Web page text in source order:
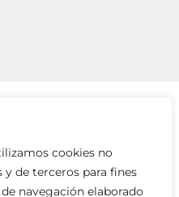
cookies no
y de terceros para fines
navegación elaborado
NEWSLETTERS